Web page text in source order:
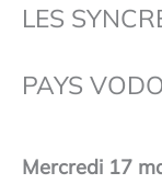
LES
PAYS
Mercredi 17